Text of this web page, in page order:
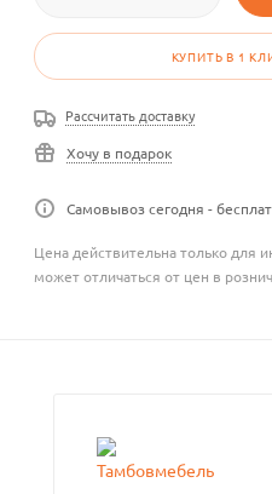
КУПИТЬ В 1
Рассчитать доставку
Хочу в подарок
Самовывоз сегодня -
Цена действительна только для
может отличаться от цен в